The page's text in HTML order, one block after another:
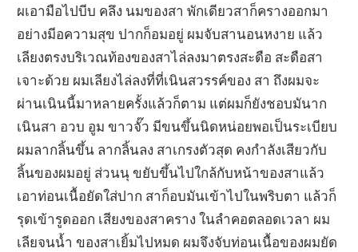
ผเอามือไปบีบ คลึง นมของสา พักเดียวสาก็ครางออกมา
อย่างมีอความสุข ปากก็อมอยู่ ผมจับสานอนหงาย แล้ว
เลียงตรงบริเวณท้องของสาไล่ลงมาตรงสะดือ สะดือสา
เจาะด้วย ผมเลียงไล่ลงที่ที่เนินสวรรค์ของ สา ถึงผมจะ
ผ่านเนินนี้มาหลายครั้งแล้วก็ตาม แต่ผมก็ยังชอบมันาก
เนินสา อวบ อูม ขาวจั๊ว มีขนขึ้นนิดหน่อยพอเป็นระเบียบ
ผมลากลิ้นขึ้น ลากลิ้นลง สาเกรงตัวสุด คงกำลังเสียวกับ
ลิ้นของผมอยู่ ส่วนนุ ขยับขึ้นไปใกล้กับหน้าของสาแล้ว
เอาท่อนเนื้อยัดใส่ปาก สาก็อบมันเข้าไปในพริบตา แล้วก็
รุดเข้ารูดออก เสียงของสาคราง ในลำคอตลอดเวลา ผม
เลียจนน้ำ ของสาเยิ้มไปหมด ผมจึงจับท่อนเนื้อของผมยัด